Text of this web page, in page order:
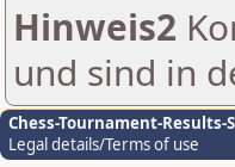
Hinweis2
und sind in
Chess-Tournament-Results-
Legal details/Terms of use